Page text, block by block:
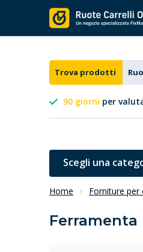
Trova prodotti
90 giorni per
Scegli una
Home Forniture per